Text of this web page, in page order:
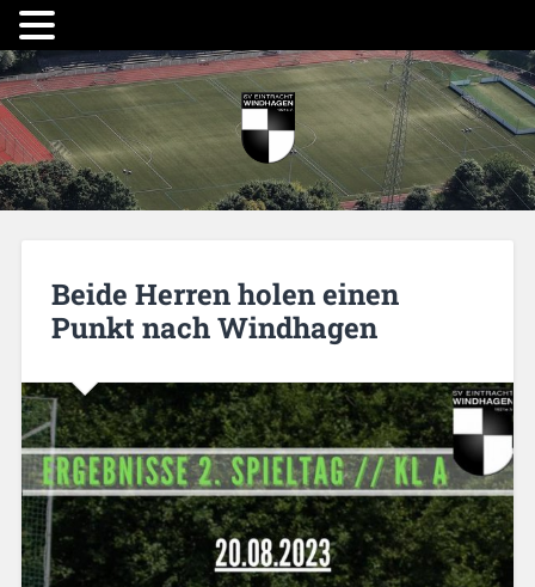
Beide Herren holen einen
Punkt nach Windhagen